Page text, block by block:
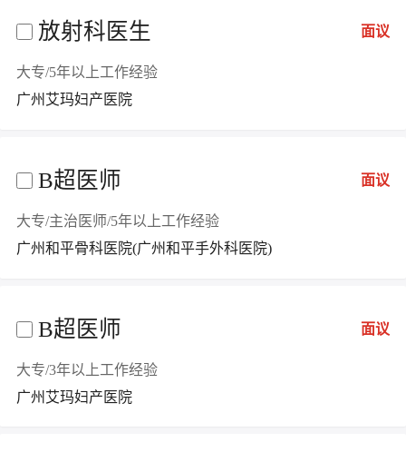
放射科医生 面议
大专/5年以上工作经验
广州艾玛妇产医院
B超医师 面议
大专/主治医师/5年以上工作经验
广州和平骨科医院(广州和平手外科医院)
B超医师 面议
大专/3年以上工作经验
广州艾玛妇产医院